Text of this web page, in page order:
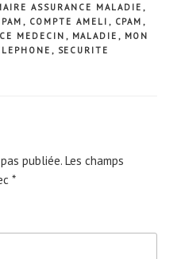
ASSURANCE MALADIE ,
, COMPTE AMELI , CPAM ,
MEDECIN , MALADIE , MON
, SECURITE
publiée. Les champs
*